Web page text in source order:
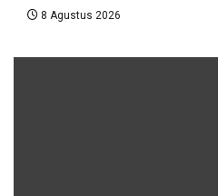
8 Agustus 2026